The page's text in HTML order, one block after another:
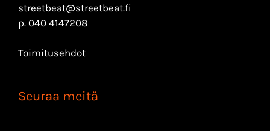
streetbeat@streetbeat.fi
p. 040 4147208
Toimitusehdot
Seuraa meitä